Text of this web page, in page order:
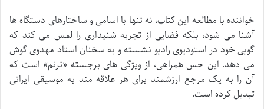
خواننده با مطالعه این کتاب، نه تنها با اسامی و ساختارهای دستگاه ها
آشنا می شود، بلکه فضایی از تجربه شنیداری را لمس می کند که
گویی خود در استودیوی رادیو نشسته و به سخنان استاد مهدوی گوش
می دهد. این حس همراهی، از ویژگی های برجسته «ترنم» است که
آن را به یک مرجع ارزشمند برای هر علاقه مند به موسیقی ایرانی
تبدیل کرده است.